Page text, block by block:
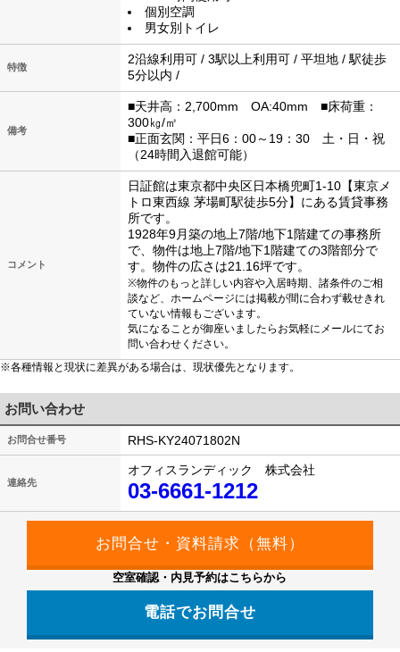
個別空調
男女別トイレ
特徴
2沿線利用可 / 3駅以上利用可 / 平坦地 / 駅徒歩
5分以内 /
備考
■天井高：2,700mm OA:40mm ■床荷重：
300㎏/㎡
■正面玄関：平日6：00～19：30 土・日・祝
（24時間入退館可能）
コメント
日証館は東京都中央区日本橋兜町1-10【東京メ
トロ東西線 茅場町駅徒歩5分】にある賃貸事務
所です。
1928年9月築の地上7階/地下1階建ての事務所
で、物件は地上7階/地下1階建ての3階部分で
す。物件の広さは21.16坪です。
※物件のもっと詳しい内容や入居時期、諸条件のご相
談など、ホームページには掲載が間に合わず載せきれ
ていない情報もございます。
気になることが御座いましたらお気軽にメールにてお
問い合わせください。
※各種情報と現状に差異がある場合は、現状優先となります。
お問い合わせ
お問合せ番号 RHS-KY24071802N
連絡先
オフィスランディック 株式会社
03-6661-1212
空室確認・内見予約はこちらから
電話でお問合せ